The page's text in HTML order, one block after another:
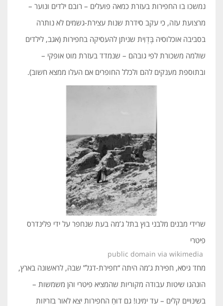
נמשכו בו החפירות בעזרת כמאה פועלים – רובם ילדים ונוער –
מרצועת עזה, כי עקב סידרת שנות עצירת-גשמים לא נותרה
בסביבה אוכלוסיה בֶּדְוִית שניתן להעסיקה בחפירות (אגב, לילדים
שולמה משכורת לפי גובהם – שנמדד בעזרת מוט אופקי –
ובתוספת מענקים להם ולכלל החופרים אם העלו ממצא חשוב).
שרידי מבנים מלבני בוץ בתל ג’מה בעת שנחפר על ידי פלינדרס
פיטרי
public domain via wikimedia
מחד גיסא, חפירת ג’מה היתה “חפירת-דגל” שבהּ, לראשונה בארץ,
הונהגו שיטות עבודה מקוריות שהמציא פיטרי והן משמשות –
בשינויים קלים – עד ימינו! גם דוּחַ החפירות יצא לאור בזריזות